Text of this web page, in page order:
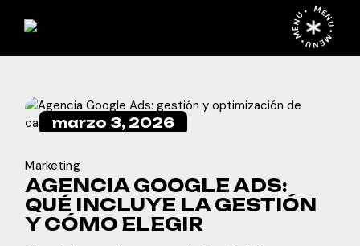
MENU • MENU • MENU •
marzo 3, 2026
Marketing
AGENCIA GOOGLE ADS:
QUÉ INCLUYE LA GESTIÓN
Y CÓMO ELEGIR